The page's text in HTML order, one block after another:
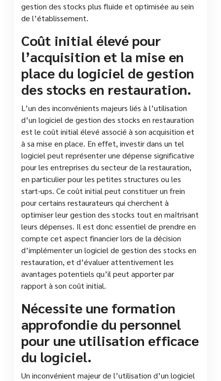
gestion des stocks plus fluide et optimisée au sein
de l’établissement.
Coût initial élevé pour
l’acquisition et la mise en
place du logiciel de gestion
des stocks en restauration.
L’un des inconvénients majeurs liés à l’utilisation
d’un logiciel de gestion des stocks en restauration
est le coût initial élevé associé à son acquisition et
à sa mise en place. En effet, investir dans un tel
logiciel peut représenter une dépense significative
pour les entreprises du secteur de la restauration,
en particulier pour les petites structures ou les
start-ups. Ce coût initial peut constituer un frein
pour certains restaurateurs qui cherchent à
optimiser leur gestion des stocks tout en maîtrisant
leurs dépenses. Il est donc essentiel de prendre en
compte cet aspect financier lors de la décision
d’implémenter un logiciel de gestion des stocks en
restauration, et d’évaluer attentivement les
avantages potentiels qu’il peut apporter par
rapport à son coût initial.
Nécessite une formation
approfondie du personnel
pour une utilisation efficace
du logiciel.
Un inconvénient majeur de l’utilisation d’un logiciel